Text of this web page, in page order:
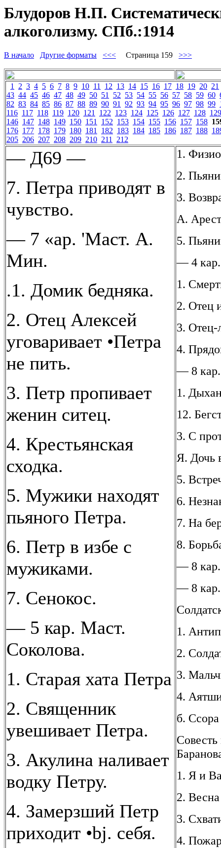
Блудоров Н.П.
алкоголизму. СПб.:1914
В начало Другие форматы <<< Страница 159 >>>
1 2 3 4 5 6 7 8 9 10 11 12 13 14 15 16 17 18 19 20 21
43 44 45 46 47 48 49 50 51 52 53 54 55 56 57 58 59 60
82 83 84 85 86 87 88 89 90 91 92 93 94 95 96 97 98 99
116 117 118 119 120 121 122 123 124 125 126 127 128 129
146 147 148 149 150 151 152 153 154 155 156 157 158
176 177 178 179 180 181 182 183 184 185 186 187 188
205 206 207 208 209 210 211 212
— Д69 —
7. Петра приводят в
чувство.
— 7 «ар. 'Маст. А.
Мин.
.1. Домик бедняка.
2. Отец Алексей
уговаривает •Петра
не пить.
3. Петр пропивает
женин ситец.
4. Крестьянская
сходка.
5. Мужики находят
пьяного Петра.
6. Петр в избе с
мужиками.
7. Сенокос.
— 5 кар. Маст.
Соколова.
1. Старая хата Петра
2. Священник
увешивает Петра.
3. Акулина наливает
водку Петру.
4. Замерзший Петр
приходит •bj. себя.
1.
2.
3.
А.
5.
— 4
1.
2. Отец
3. Отец-
4.
— 8
1.
12.
3. С
Я. Дочь
5.
6.
7. На
8.
— 8
— 8
1.
2.
3.
4.
б.
1. Я и
2.
3.
4.